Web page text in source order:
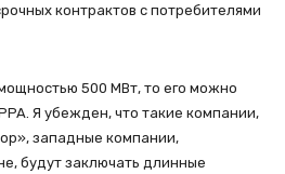
контрактов с потребителями
500 МВт, то его можно
Я убежден, что такие компании,
западные компании,
будут заключать длинные